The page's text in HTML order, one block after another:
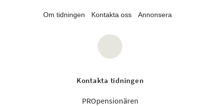
Om tidningen Kontakta oss Annonsera
Kontakta tidningen
PROpensionären